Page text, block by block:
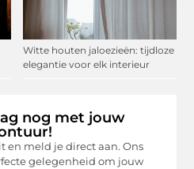
Witte houten jaloezieën: tijdloze
elegantie voor elk interieur
nog met jouw
en meld je direct aan. Ons
gelegenheid om jouw